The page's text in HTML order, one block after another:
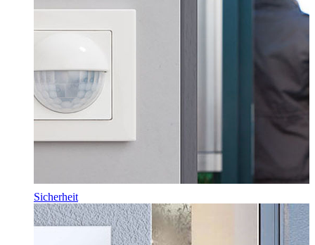
Sicherheit